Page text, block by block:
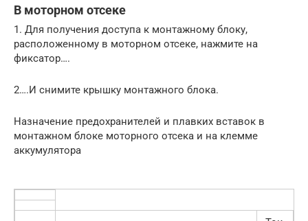
В моторном отсеке
1. Для получения доступа к монтажному блоку,
расположенному в моторном отсеке, нажмите на
фиксатор….
2….И снимите крышку монтажного блока.
Назначение предохранителей и плавких вставок в
монтажном блоке моторного отсека и на клемме
аккумулятора